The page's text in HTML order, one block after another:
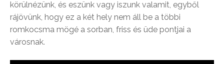
körülnézünk, és eszünk vagy iszunk valamit, egyből
rájövünk, hogy ez a két hely nem áll be a többi
romkocsma mögé a sorban, friss és üde pontjai a
városnak.